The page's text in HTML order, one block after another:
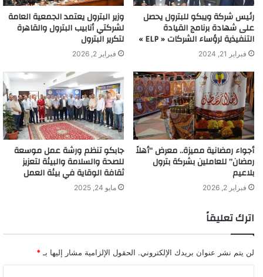
رئيس شركة ويبكو للبترول يحصل
على شهادة برنامج القيادة
التنفيذية لرؤساء الشركات « ELP »
فبراير 21, 2024
وزير البترول يعتمد الجمعية العامة
لشركتي أنابيب البترول والقاهرة
لتكرير البترول
فبراير 2, 2026
أجواء رمضانية مميزة.. معرض “أهلاً
رمضان” للعاملين بشركة بترول
بلاعيم
فبراير 2, 2026
جابكو تنظم ورشة عمل موسعة
للصحة والسلامة والبيئة لتعزيز
ثقافة الوقاية في بيئة العمل
مايو 24, 2025
اترك تعليقاً
لن يتم نشر عنوان بريدك الإلكتروني. الحقول الإلزامية مشار إليها بـ *